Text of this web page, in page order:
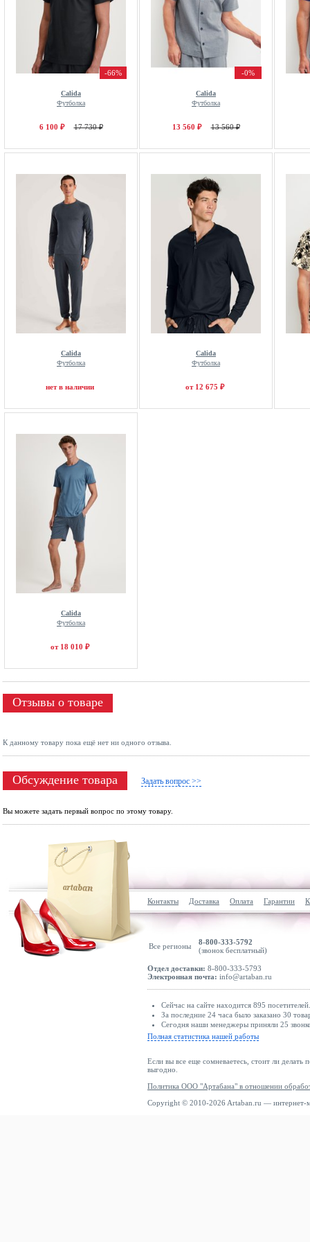
-66%
Calida
Футболка
6 100 ₽ 17 730 ₽
-0%
Calida
Футболка
13 560 ₽ 13 560 ₽
Calida
Футболка
нет в наличии
Calida
Футболка
от 12 675 ₽
Calida
Футболка
от 18 010 ₽
Отзывы о товаре
К данному товару пока ещё нет ни одного отзыва.
Обсуждение товара Задать вопрос >>
Вы можете задать первый вопрос по этому товару.
Контакты Доставка Оплата Гарантии
Все регионы
8-800-333-5792
(звонок бесплатный)
Отдел доставки: 8-800-333-5793
Электронная почта: info@artaban.ru
Сейчас на сайте находится 895 посетителей.
За последние 24 часа было заказано 30
Сегодня наши менеджеры приняли 25
Полная статистика нашей работы
Если вы все еще сомневаетесь, стоит ли делать
выгодно.
Политика ООО "Артабана" в отношении
Copyright © 2010-2026 Artaban.ru — интернет-